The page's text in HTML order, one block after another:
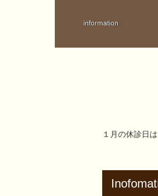
information
１月の休診日